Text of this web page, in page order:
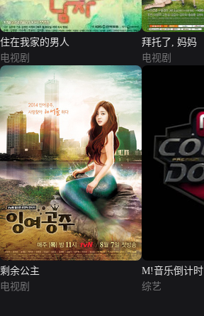
住在我家的男人
电视剧
拜托了, 妈妈
电视剧
剩余公主
电视剧
M!音乐倒计时
综艺